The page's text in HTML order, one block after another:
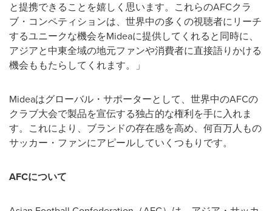
と提携できることを嬉しく思います。これらのAFCクラ
ブ・コンペティションは、世界中の多くの視聴者にリーチ
するユニークな機会をMideaに提供してくれると同時に、
アジアと中東全域の地元ファンや消費者に直接語りかける
機会ももたらしてくれます。」
Mideaはグローバル・サポーターとして、世界中のAFCの
クラブ大会で製品を宣伝する独占的な権利を手に入れま
す。これにより、ブランドの存在感を高め、何百万人もの
サッカー・ファンにアピールしていくつもりです。
AFCについて